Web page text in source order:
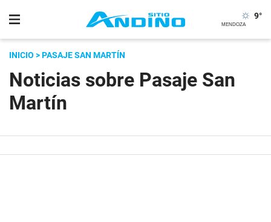
9°
INICIO > PASAJE SAN MARTÍN
Noticias sobre Pasaje San
Martín